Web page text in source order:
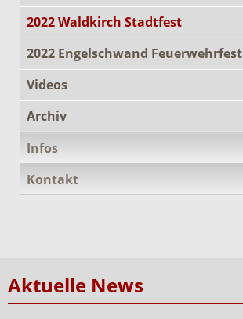
2022 Waldkirch Stadtfest
2022 Engelschwand Feuerwehrfest
Videos
Archiv
Infos
Kontakt
Aktuelle News